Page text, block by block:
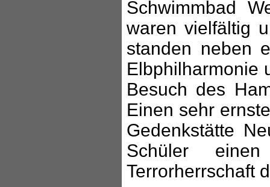
Schwimmbad
waren vielfältig
standen neben
Elbphilharmonie
Besuch des
Einen sehr
Gedenkstätte
Schüler
Terrorherrschaft